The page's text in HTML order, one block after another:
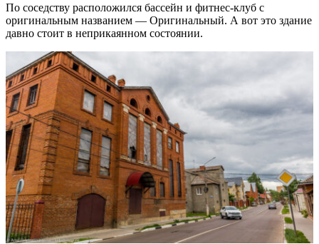
По соседству расположился бассейн и фитнес-клуб с
оригинальным названием — Оригинальный. А вот это здание
давно стоит в неприкаянном состоянии.